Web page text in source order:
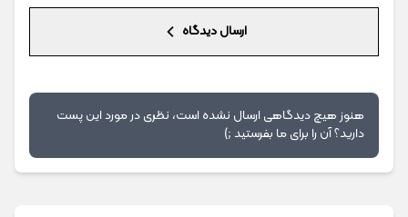
ارسال دیدگاه
هنوز هیچ دیدگاهی ارسال نشده است، نظری در مورد این پست
دارید؟ آن را برای ما بفرستید ;)